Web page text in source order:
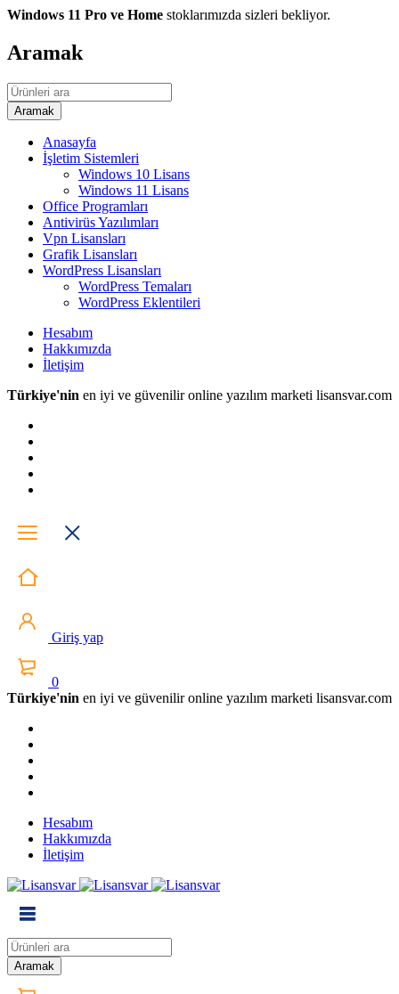
Windows 11 Pro ve Home stoklarımızda sizleri bekliyor.
Aramak
Anasayfa
İşletim Sistemleri
Windows 10 Lisans
Windows 11 Lisans
Office Programları
Antivirüs Yazılımları
Vpn Lisansları
Grafik Lisansları
WordPress Lisansları
WordPress Temaları
WordPress Eklentileri
Hesabım
Hakkımızda
İletişim
Türkiye'nin en iyi ve güvenilir online yazılım marketi lisansvar.com
Giriş yap
0
Türkiye'nin en iyi ve güvenilir online yazılım marketi lisansvar.com
Hesabım
Hakkımızda
İletişim